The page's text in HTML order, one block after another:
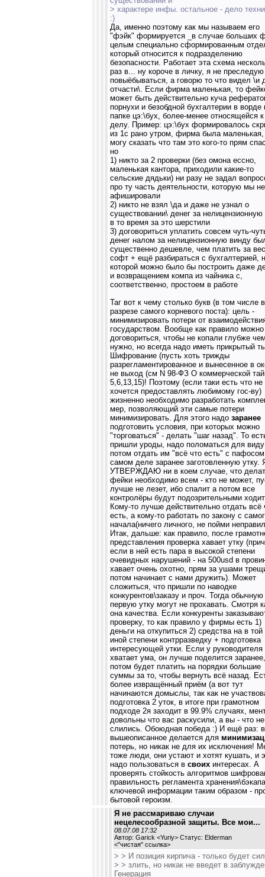
> характере инфы. остальное - дело
:)
Да, именно поэтому как мы называем его
"фэйк" формируется _в случае больших
целым специально сформированным
который относится к подразделению
безопасности. Работает эта схема
раз в... ну короче в личку, я не
повыёбываться, а говорю то что видел \и
отчасти\. Если фирма маленькая, то
может быть действительно куча
порнухи и безобдной бухгалтерии в ворде
папке цэ:\бух, более-менее относящейся к
делу. Пример: цэ:\бух формировалось
из 1с рано утром, фирма была маленькая,
могу сказать что там это кого-то прям
но
1) никто за 2 проверки (без омона ессно,
маленькая кантора, приходили какие-то
сельские дядьки) ни разу не задал
про ту часть деятельности, которую мы не
афишировали
2) никто не взял \да и даже не узнал о
существовании\ денег за
в то время за это шерстили
3) договориться уплатить совсем чуть-
денег налом за нелицензионную винду
существенно дешевле, чем платить за
софт + ещё разбираться с бухгалтерией,
которой можно было бы построить даже
и возвращением компа из чайника с,
соответственно, простоем в работе
Таг вот к чему столько букв (в том числе в
разрезе самого корневого поста): цель -
минимизировать потери от
государством. Вообще как правило можно
договориться, чтобы не копали глубже
нужно, но всегда надо иметь прикрытый
Шифрование (пусть хоть трижды
разрегламентированное и вынесенное в
не выход (см N 98-ФЗ О коммерческой
5,6,13,15)! Поэтому (если таки есть что не
хочется предоставлять любимому гос-ву)
жизненно необходимо разработать
мер, позволяющий эти самые потери
минимизировать. Для этого надо заранее
подготовить условия, при которых можно
"торговаться" - делать "шаг назад". То
пришли уроды, надо поломаться для
потом отдать им "всё что есть" с
самом деле заранее заготовленную утку.
УТВЕРЖДАЮ ни в коем случае, что
фейки необходимо всем - кто не может,
лучше не лезет, ибо спалит а потом все
контролёры будут подозрительными
Кому-то лучше действительно отдать всё
есть, а кому-то работать по закону с
начала(ничего личного, не пойми
Итак, дальше: как правило, после
представления проверка хавает утку
если в ней есть пара в высокой степени
очевидных нарушений - на 500usd в
хавает очень охотно, прям за ушами
потом начинает с нами дружить). Может
сложиться, что пришли по наводке
конкурентов\заказу и проч. Тогда обычную
первую утку могут не прохавать. Смотря
она качества. Если конкуренты
проверку, то как правило у фирмы есть 1)
деньги на откупиться 2) средства на в
иной степени контрразведку + подготовка
интересующей утки. Если у руководителя
хватает ума, он лучше поделится
потом будет платить на порядки большие
суммы за то, чтобы вернуть всё назад.
более извращённый приём (а вот тут
начинаются домыслы, так как не
подготовка 2 уток, в итоге при грамотном
подходе 2я заходит в 99.9% случаях,
довольны что вас раскусили, а вы - что не
слились. Обоюдная победа :) И ещё раз:
вышеописанное делается для
потерь, но никак не для их исключения!
тоже люди, они устают и хотят кушать, и
надо пользоваться в своих интересах. А
проверять стойкость алгоритмов
правильность регламента хранения\бэкапа
ключевой информации таким образом -
бытовой героизм.
Я не рассмариваю случаи
нецелесообразной защиты. Все мои...
08.07.08 17:32
Автор: Garick <Yuriy> Статус: Elderman
<"чистая" ссылка>
> > И позиция кирпича - только будет
> > злить, но никак не введет в
Генерация